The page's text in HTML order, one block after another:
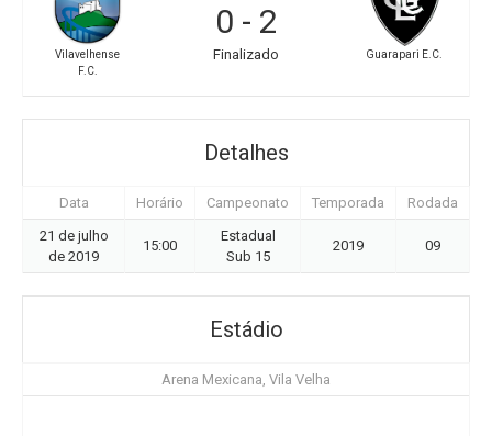
Vilavelhense
F.C.
Guarapari E.C.
0 - 2
Finalizado
Detalhes
Data Horário Campeonato Temporada
Rodada
21 de julho
de 2019
15:00
Estadual
Sub 15
2019 09
Estádio
Arena Mexicana, Vila Velha